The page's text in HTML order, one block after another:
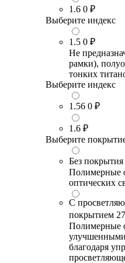
1.6 0 ₽
Выберите индекс
1.5 0 ₽
Не
рамки),
тонких
Выберите индекс
1.56 0 ₽
1.6 ₽
Выберите
Без покрытия
Полимерные
оптических
С
покрытием
Полимерные
благодаря